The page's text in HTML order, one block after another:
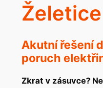
Želetice
Akutní řešení
poruch
Zkrat v zásuvce?